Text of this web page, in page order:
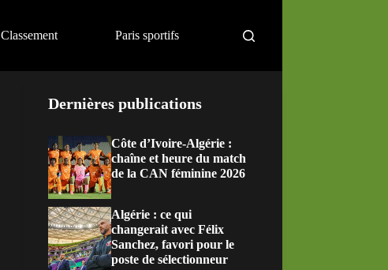
Classement Paris sportifs
Dernières publications
Côte d’Ivoire-Algérie :
chaîne et heure du match
de la CAN féminine 2026
Algérie : ce qui
changerait avec Félix
Sanchez, favori pour le
poste de sélectionneur